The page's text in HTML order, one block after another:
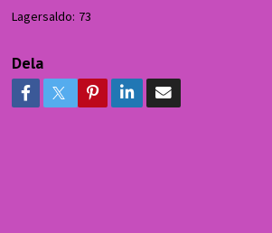
Lagersaldo: 73
Dela